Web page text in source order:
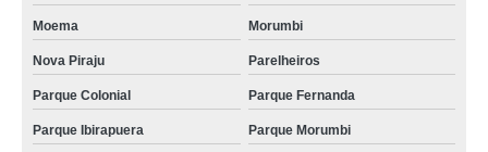
Moema Morumbi
Nova Piraju Parelheiros
Parque Colonial Parque Fernanda
Parque Ibirapuera Parque Morumbi